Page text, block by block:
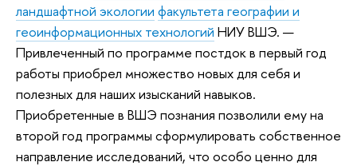
ландшафтной экологии факультета географии и
геоинформационных технологий НИУ ВШЭ. —
Привлеченный по программе постдок в первый год
работы приобрел множество новых для себя и
полезных для наших изысканий навыков.
Приобретенные в ВШЭ познания позволили ему на
второй год программы сформулировать собственное
направление исследований, что особо ценно для